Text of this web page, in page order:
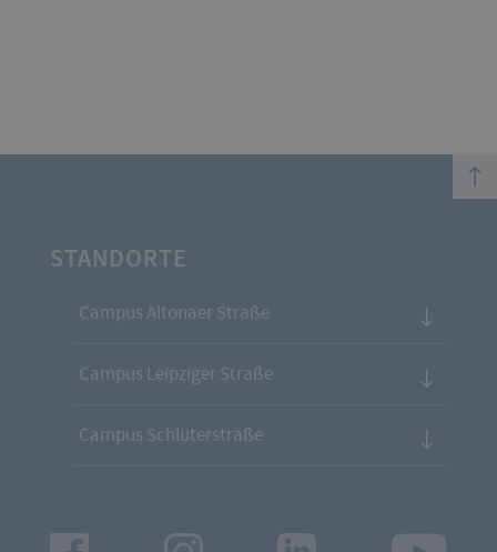
top
STANDORTE
Campus Altonaer Straße
Campus Leipziger Straße
Campus Schlüterstraße
Instagram LinkedIn